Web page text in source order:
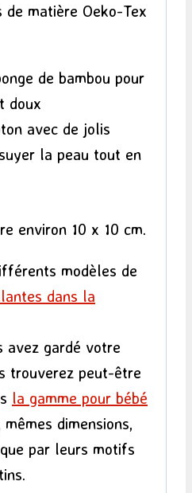
matière Oeko-Tex
de bambou pour
doux
avec de jolis
la peau tout en
environ 10 x 10 cm.
modèles de
dans la
avez gardé votre
trouverez peut-être
la gamme pour bébé
dimensions,
par leurs motifs